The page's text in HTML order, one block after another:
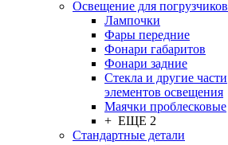
Освещение для погрузчиков
Лампочки
Фары передние
Фонари габаритов
Фонари задние
Стекла и другие части
элементов освещения
Маячки проблесковые
+ ЕЩЕ 2
Стандартные детали